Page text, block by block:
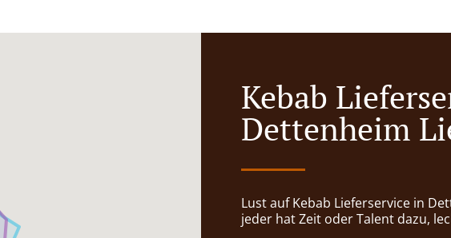
Kebab
Dettenheim
Lust auf Kebab Lieferservice in
jeder hat Zeit oder Talent dazu,